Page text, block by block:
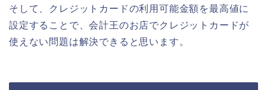
そして、クレジットカードの利用可能金額を最高値に
設定することで、会計王のお店でクレジットカードが
使えない問題は解決できると思います。